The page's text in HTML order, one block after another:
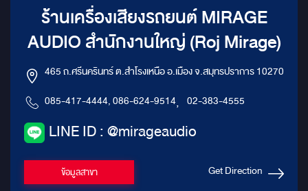
ร้านเครื่องเสียงรถยนต์ MIRAGE
AUDIO สำนักงานใหญ่ (Roj Mirage)
465 ถ.ศรีนครินทร์ ต.สำโรงเหนือ อ.เมือง จ.สมุทรปราการ 10270
085-417-4444, 086-624-9514, 02-383-4555
LINE ID : @mirageaudio
ข้อมูลสาขา Get Direction